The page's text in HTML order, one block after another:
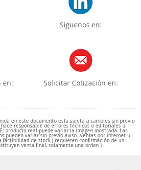
Síguenos en:
en: Solicitar Cotización en:
en este documento está sujeta a cambios sin previo
hace responsable de errores técnicos o editoriales u
producto real puede variar la imagen mostrada. Las
pueden variar sin previo aviso. Ventas por internet u
factibilidad de stock ( requieren confirmación de un
venta final, solamente una orden )